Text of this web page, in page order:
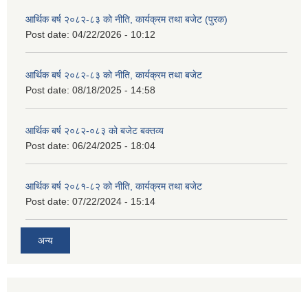
आर्थिक बर्ष २०८२-८३ को नीति, कार्यक्रम तथा बजेट (पुरक)
Post date: 04/22/2026 - 10:12
आर्थिक बर्ष २०८२-८३ को नीति, कार्यक्रम तथा बजेट
Post date: 08/18/2025 - 14:58
आर्थिक बर्ष २०८२-०८३ को बजेट बक्तव्य
Post date: 06/24/2025 - 18:04
आर्थिक बर्ष २०८१-८२ को नीति, कार्यक्रम तथा बजेट
Post date: 07/22/2024 - 15:14
अन्य